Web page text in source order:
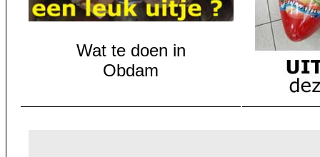
Wat te doen in
Obdam